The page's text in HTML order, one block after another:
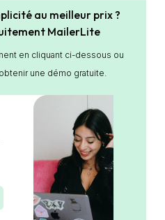
au meilleur prix ?
MailerLite
en cliquant ci-dessous ou
une démo gratuite.